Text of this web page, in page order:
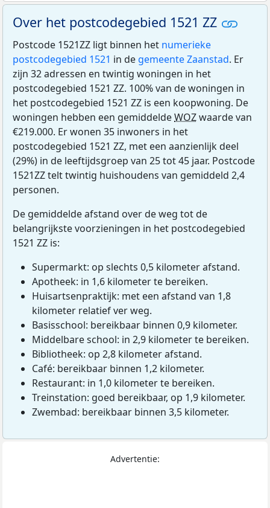
Over het postcodegebied 1521 ZZ
Postcode 1521ZZ ligt binnen het numerieke
postcodegebied 1521 in de gemeente Zaanstad. Er
zijn 32 adressen en twintig woningen in het
postcodegebied 1521 ZZ. 100% van de woningen in
het postcodegebied 1521 ZZ is een koopwoning. De
woningen hebben een gemiddeldeWOZwaarde van
€219.000. Er wonen 35 inwoners in het
postcodegebied 1521 ZZ, met een aanzienlijk deel
(29%) in de leeftijdsgroep van 25 tot 45 jaar. Postcode
1521ZZ telt twintig huishoudens van gemiddeld 2,4
personen.
De gemiddelde afstand over de weg tot de
belangrijkste voorzieningen in het postcodegebied
1521 ZZ is:
Supermarkt: op slechts 0,5 kilometer afstand.
Apotheek: in 1,6 kilometer te bereiken.
Huisartsenpraktijk: met een afstand van 1,8
kilometer relatief ver weg.
Basisschool: bereikbaar binnen 0,9 kilometer.
Middelbare school: in 2,9 kilometer te bereiken.
Bibliotheek: op 2,8 kilometer afstand.
Café: bereikbaar binnen 1,2 kilometer.
Restaurant: in 1,0 kilometer te bereiken.
Treinstation: goed bereikbaar, op 1,9 kilometer.
Zwembad: bereikbaar binnen 3,5 kilometer.
Advertentie: